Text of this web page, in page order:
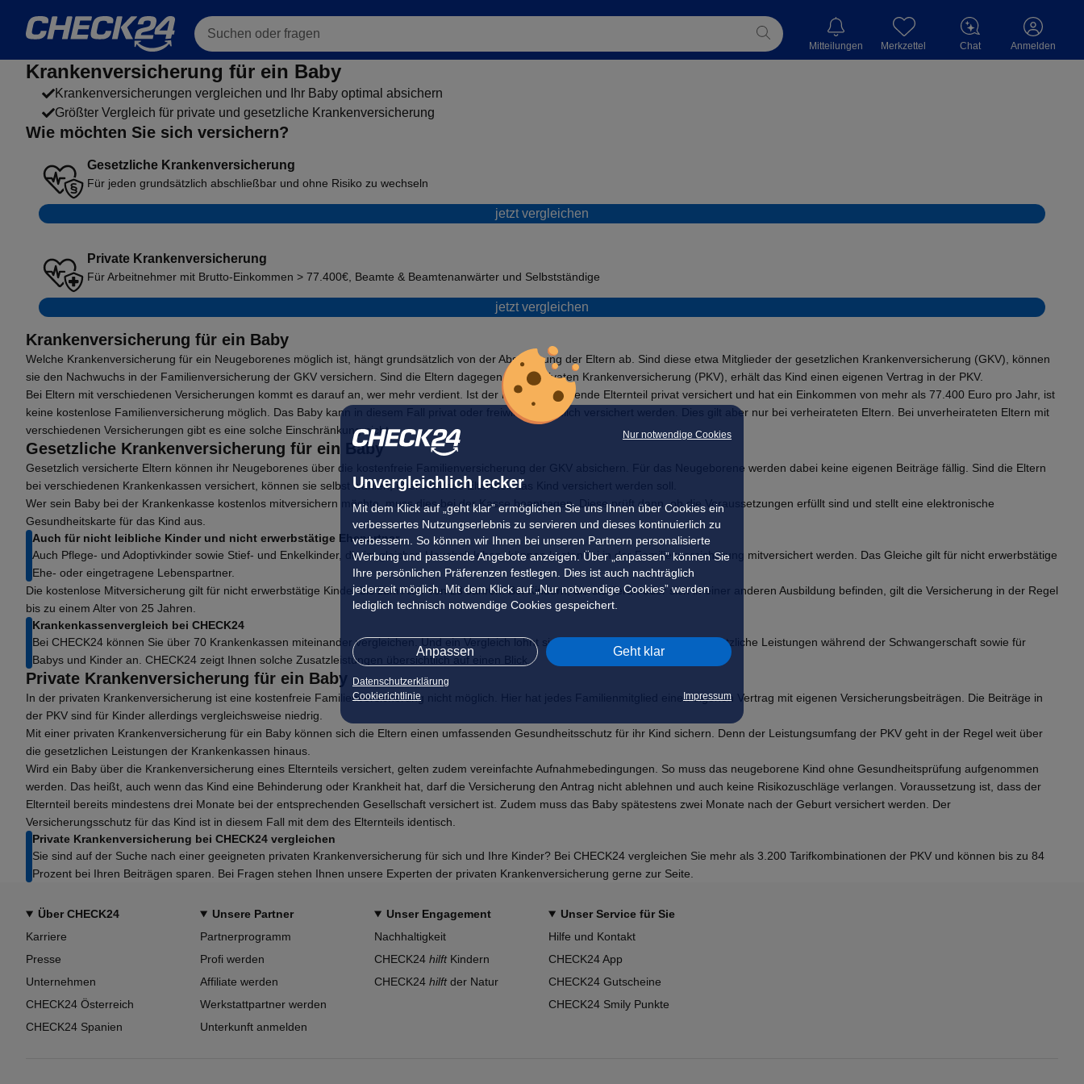
Nur notwendige Cookies
Unvergleichlich lecker
Mit dem Klick auf „geht klar” ermöglichen Sie uns Ihnen über Cookies ein
verbessertes Nutzungserlebnis zu servieren und dieses kontinuierlich zu
verbessern. So können wir Ihnen bei unseren Partnern personalisierte
Werbung und passende Angebote anzeigen. Über „anpassen” können Sie
Ihre persönlichen Präferenzen festlegen. Dies ist auch nachträglich
jederzeit möglich. Mit dem Klick auf „Nur notwendige Cookies” werden
lediglich technisch notwendige Cookies gespeichert.
Anpassen Geht klar
Datenschutzerklärung
Cookierichtlinie
Impressum
Suchen oder fragen
Mitteilungen Merkzettel Chat Anmelden
Krankenversicherung für ein Baby
Krankenversicherungen vergleichen und Ihr Baby optimal absichern
Größter Vergleich für private und gesetzliche Krankenversicherung
Wie möchten Sie sich versichern?
Gesetzliche Krankenversicherung
Für jeden grundsätzlich abschließbar und ohne Risiko zu wechseln
jetzt vergleichen
Private Krankenversicherung
Für Arbeitnehmer mit Brutto-Einkommen > 77.400€, Beamte & Beamtenanwärter und Selbstständige
jetzt vergleichen
Krankenversicherung für ein Baby
Welche Krankenversicherung für ein Neugeborenes möglich ist, hängt grundsätzlich von der Absicherung der Eltern ab. Sind diese etwa Mitglieder der gesetzlichen Krankenversicherung (GKV), können
sie den Nachwuchs in der Familienversicherung der GKV versichern. Sind die Eltern dagegen in derprivaten Krankenversicherung (PKV), erhält das Kind einen eigenen Vertrag in der PKV.
Bei Eltern mit verschiedenen Versicherungen kommt es darauf an, wer mehr verdient. Ist der besserverdienende Elternteil privat versichert und hat ein Einkommen von mehr als 77.400 Euro pro Jahr, ist
keine kostenlose Familienversicherung möglich. Das Baby kann in diesem Fall privat oder freiwillig gesetzlich versichert werden. Dies gilt aber nur bei verheirateten Eltern. Bei unverheirateten Eltern mit
verschiedenen Versicherungen gibt es eine solche Einschränkung nicht.
Gesetzliche Krankenversicherung für ein Baby
Gesetzlich versicherte Eltern können ihr Neugeborenes über die kostenfreie
der GKV absichern. Für das Neugeborene werden dabei keine eigenen Beiträge fällig. Sind die Eltern
bei verschiedenen Krankenkassen versichert, können sie selbst wählen, über welches Elternteil das Kind versichert werden soll.
Wer sein Baby bei der Krankenkasse kostenlos mitversichern möchte, muss dies bei der Kasse beantragen. Diese prüft dann, ob die Voraussetzungen erfüllt sind und stellt eine elektronische
Gesundheitskarte für das Kind aus.
Auch für nicht leibliche Kinder und nicht erwerbstätige Ehepartner
Auch Pflege- und Adoptivkinder sowie Stief- und Enkelkinder, die im gleichen Haushalt leben, können kostenfrei in der Familienversicherung mitversichert werden. Das Gleiche gilt für nicht erwerbstätige
Ehe- oder eingetragene Lebenspartner.
Die kostenlose Mitversicherung gilt für nicht erwerbstätige Kinder bis zum Alter von 23 Jahren. Bei Kindern, diestudierenoder sich in einer anderen Ausbildung befinden, gilt die Versicherung in der Regel
bis zu einem Alter von 25 Jahren.
Krankenkassenvergleich bei CHECK24
Bei CHECK24 können Sie über 70 Krankenkassen miteinander vergleichen. Und ein Vergleich lohnt sich: Zahlreiche Kassen bieten zusätzliche Leistungen während der Schwangerschaft sowie für
Babys und Kinder an. CHECK24 zeigt Ihnen solche Zusatzleistungen übersichtlich auf einen Blick.
Private Krankenversicherung für ein Baby
In der privaten Krankenversicherung ist eine kostenfreie Familienversicherung nicht möglich. Hier hat jedes Familienmitglied einen eigenen Vertrag mit eigenen Versicherungsbeiträgen. Die Beiträge in
der PKV sind für Kinder allerdings vergleichsweise niedrig.
Mit einer privaten Krankenversicherung für ein Baby können sich die Eltern einen umfassenden Gesundheitsschutz für ihr Kind sichern. Denn der Leistungsumfang der PKV geht in der Regel weit über
die gesetzlichen Leistungen der Krankenkassen hinaus.
Wird ein Baby über die Krankenversicherung eines Elternteils versichert, gelten zudem vereinfachte Aufnahmebedingungen. So muss das neugeborene Kind ohne Gesundheitsprüfung aufgenommen
werden. Das heißt, auch wenn das Kind eine Behinderung oder Krankheit hat, darf die Versicherung den Antrag nicht ablehnen und auch keine Risikozuschläge verlangen. Voraussetzung ist, dass der
Elternteil bereits mindestens drei Monate bei der entsprechenden Gesellschaft versichert ist. Zudem muss das Baby spätestens zwei Monate nach der Geburt versichert werden. Der
Versicherungsschutz für das Kind ist in diesem Fall mit dem des Elternteils identisch.
Private Krankenversicherung bei CHECK24 vergleichen
Sie sind auf der Suche nach einer geeigneten privaten Krankenversicherung für sich und Ihre Kinder? Bei CHECK24 vergleichen Sie mehr als 3.200 Tarifkombinationen der PKV und können bis zu 84
Prozent bei Ihren Beiträgen sparen. Bei Fragen stehen Ihnen unsere Experten der privaten Krankenversicherung gerne zur Seite.
Über CHECK24
Karriere
Presse
Unternehmen
CHECK24 Österreich
CHECK24 Spanien
Unsere Partner
Partnerprogramm
Profi werden
Affiliate werden
Werkstattpartner werden
Unterkunft anmelden
Unser Engagement
Nachhaltigkeit
CHECK24 hilftKindern
CHECK24 hilftder Natur
Unser Service für Sie
Hilfe und Kontakt
CHECK24 App
CHECK24 Gutscheine
CHECK24 Smily Punkte